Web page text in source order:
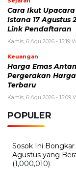
Sarwendah
Kondisi Kritis, Ini
Logam Mulia
Kamis, 6 Agustus 2026 -
Tarif Listrik PLN
Tarif untuk Semua
Kamis, 6 Agustus 2026 -
Beasiswa Bakti
BERITA